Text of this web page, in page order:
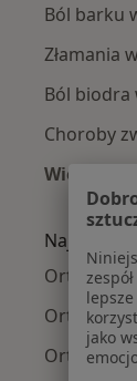
Ból barku
Złamania
Ból biodra
Choroby
Więcej (15)
Ortopedzi
Ortopedzi
Ortopedzi
jako